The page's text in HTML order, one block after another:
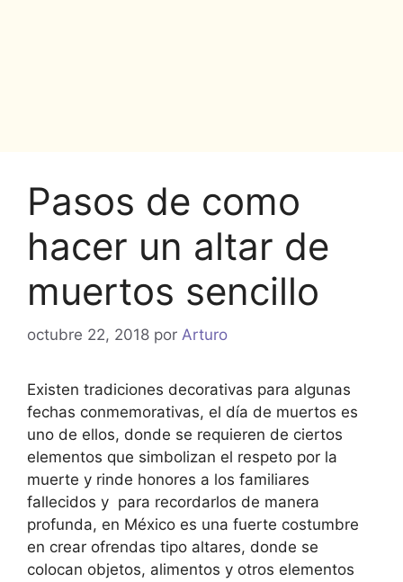
Pasos de como
hacer un altar de
muertos sencillo
octubre 22, 2018 por Arturo
Existen tradiciones decorativas para algunas
fechas conmemorativas, el día de muertos es
uno de ellos, donde se requieren de ciertos
elementos que simbolizan el respeto por la
muerte y rinde honores a los familiares
fallecidos y para recordarlos de manera
profunda, en México es una fuerte costumbre
en crear ofrendas tipo altares, donde se
colocan objetos, alimentos y otros elementos